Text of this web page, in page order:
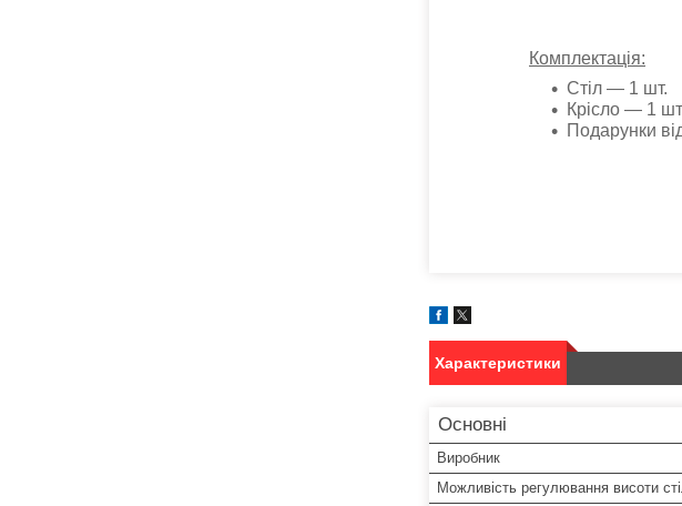
Комплектація:
Стіл — 1 шт.
Крісло — 1
Подарунки
Характеристики
Основні
Виробник
Можливість регулювання висоти